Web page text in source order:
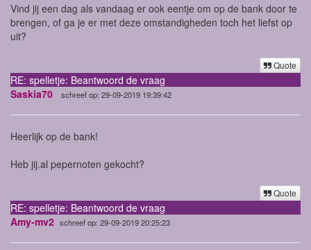
Vind jij een dag als vandaag er ook eentje om op de bank door te
brengen, of ga je er met deze omstandigheden toch het liefst op
uit?
Quote
RE: spelletje: Beantwoord de vraag
Saskia70
schreef op: 29-09-2019 19:39:42
Heerlijk op de bank!
Heb jij.al pepernoten gekocht?
Quote
RE: spelletje: Beantwoord de vraag
Amy-mv2 schreef op: 29-09-2019 20:25:23